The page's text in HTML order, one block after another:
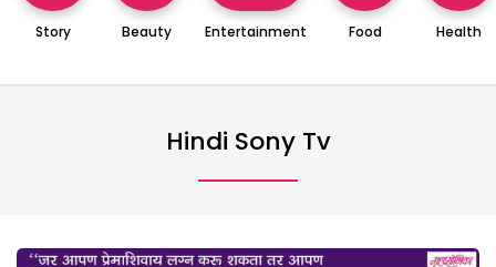
Story Beauty Entertainment Food Health
Hindi Sony Tv